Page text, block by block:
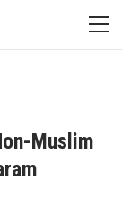
Muslim